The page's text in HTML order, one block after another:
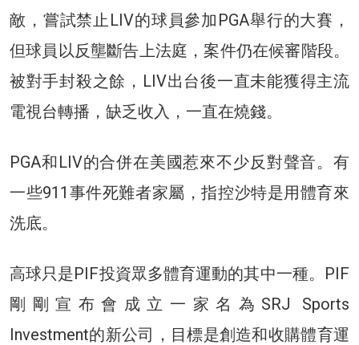
敵，嘗試禁止LIV的球員參加PGA舉行的大賽，
但球員以反壟斷告上法庭，案件仍在候審階段。
被對手封殺之餘，LIV出台後一直未能獲得主流
電視台轉播，缺乏收入，一直在燒錢。
PGA和LIV的合併在美國惹來不少反對聲音。有
一些911事件死難者家屬，指控沙特是用體育來
洗底。
高球只是PIF投資眾多體育運動的其中一種。PIF
剛剛宣布會成立一家名為SRJ Sports
Investment的新公司，目標是創造和收購體育運